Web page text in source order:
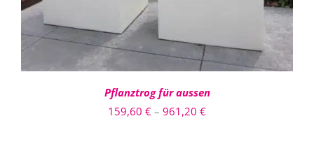
KÖNNEN
AUF
DER
GEWÄHLT
WERDEN
Pflanztrog für aussen
159,60 € – 961,20 €Preisspanne: